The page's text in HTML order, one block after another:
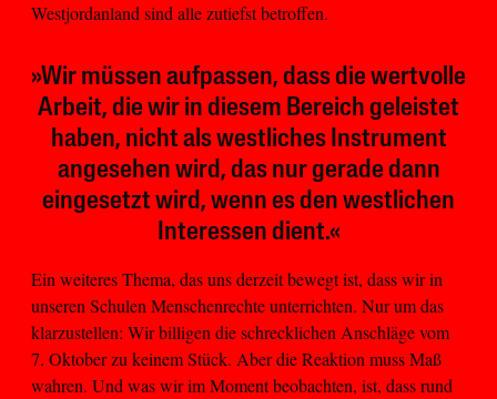
Westjordanland sind alle zutiefst betroffen.
»Wir müssen aufpassen, dass die wertvolle
Arbeit, die wir in diesem Bereich geleistet
haben, nicht als westliches Instrument
angesehen wird, das nur gerade dann
eingesetzt wird, wenn es den westlichen
Interessen dient.«
Ein weiteres Thema, das uns derzeit bewegt ist, dass wir in
unseren Schulen Menschenrechte unterrichten. Nur um das
klarzustellen: Wir billigen die schrecklichen Anschläge vom
7. Oktober zu keinem Stück. Aber die Reaktion muss Maß
wahren. Und was wir im Moment beobachten, ist, dass rund